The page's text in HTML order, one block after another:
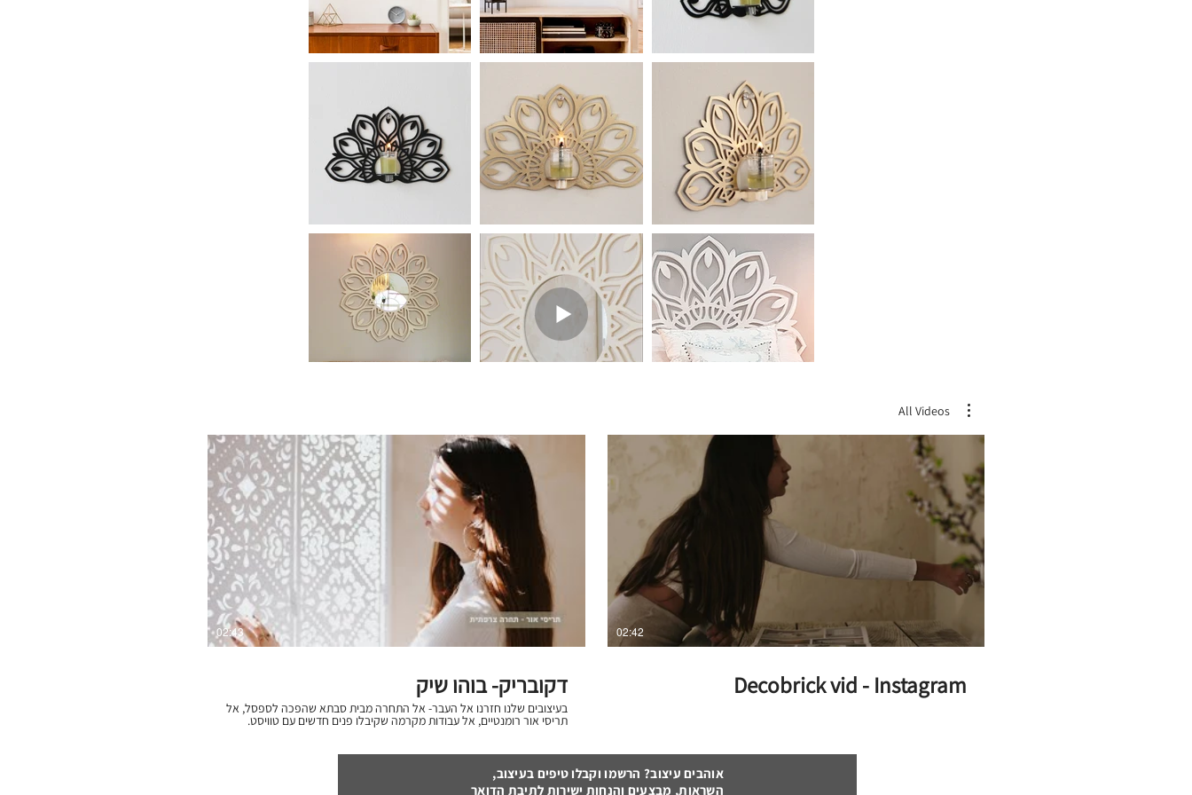
All Videos
צפייה בסרטון
02:42
Decobrick vid - Instagram
צפייה בסרטון
02:43
דקובריק- בוהו שיק
בעיצובים שלנו חזרנו אל העבר- אל התחרה מבית סבתא שהפכה לספסל, אל
תריסי אור רומנטיים, אל עבודות מקרמה שקיבלו פנים חדשים עם טוויסט.
לקחנו צורות מסורתיות, מוכרות וידועות וניערנו אותן... השתמשנו בחומרים לא
וגם בעבודת יד. יש לנו המון כבוד להיסטוריה ומסורת. לדעתנו, עיצוב טוב שואב
השראה מהעבר, משתמש בטכנולוגיות עכשוויות ומתרגם את הצורניות
לקדמה. אנחנו רומנטיים. מאמינים באהבת אמת נצחית. רואים את זה
אוהבים עיצוב? הרשמו וקבלו טיפים בעיצוב,
השראות, מבצעים והנחות ישירות לתיבת הדואר